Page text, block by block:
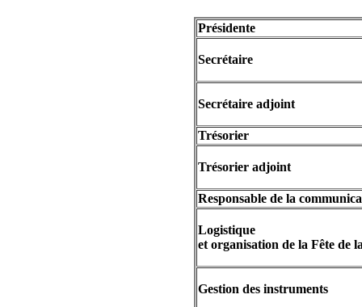
Présidente
Secrétaire
Secrétaire adjoint
Trésorier
Trésorier adjoint
Responsable de la
Logistique
et organisation de la Fête de
Gestion des instruments